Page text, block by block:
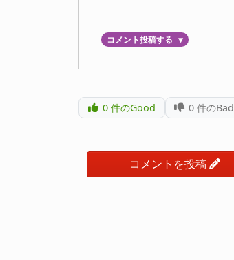
コメント投稿する ▼
0件のGood 0 件のBad
コメントを投稿